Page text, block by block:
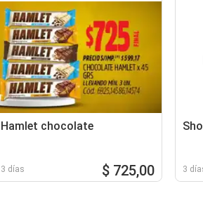
Hamlet chocolate
3 días $ 725,00 3